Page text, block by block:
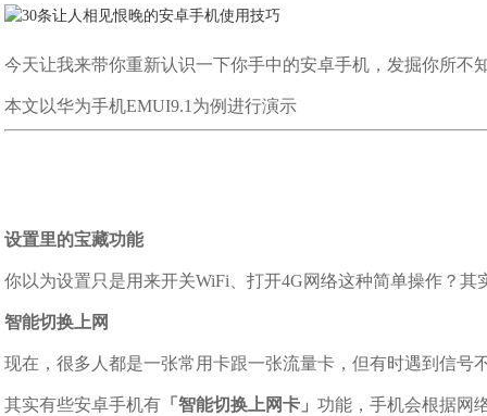
今天让我来带你重新认识一下你手中的安卓手机，发掘你所不
本文以华为手机EMUI9.1为例进行演示
设置里的宝藏功能
你以为设置只是用来开关WiFi、打开4G网络这种简单操作？
智能切换上网
现在，很多人都是一张常用卡跟一张流量卡，但有时遇到信
其实有些安卓手机有 「智能切换上网卡」功能，手机会根据网